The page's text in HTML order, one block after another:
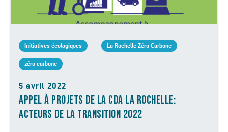
Initiatives écologiques La Rochelle Zéro Carbone
zéro carbone
5 avril 2022
APPEL À PROJETS DE LA CDA LA ROCHELLE:
ACTEURS DE LA TRANSITION 2022